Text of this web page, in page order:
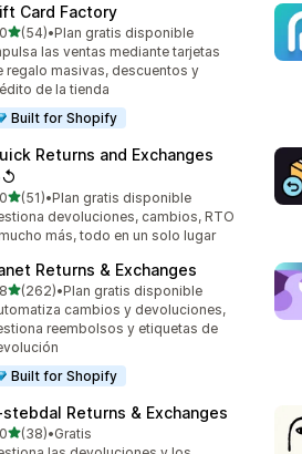
Card Factory
de 5 estrellas
(54)
reseñas en total
•Plan gratis disponible
las ventas mediante tarjetas
regalo masivas, descuentos y
de la tienda
Built for Shopify
Returns and Exchanges
de 5 estrellas
(51)
reseñas en total
•Plan gratis disponible
devoluciones, cambios, RTO
más, todo en un solo lugar
Returns & Exchanges
de 5 estrellas
(262)
reseñas en total
•Plan gratis disponible
cambios y devoluciones,
reembolsos y etiquetas de
Built for Shopify
Returns & Exchanges
de 5 estrellas
(38)
reseñas en total
•Gratis